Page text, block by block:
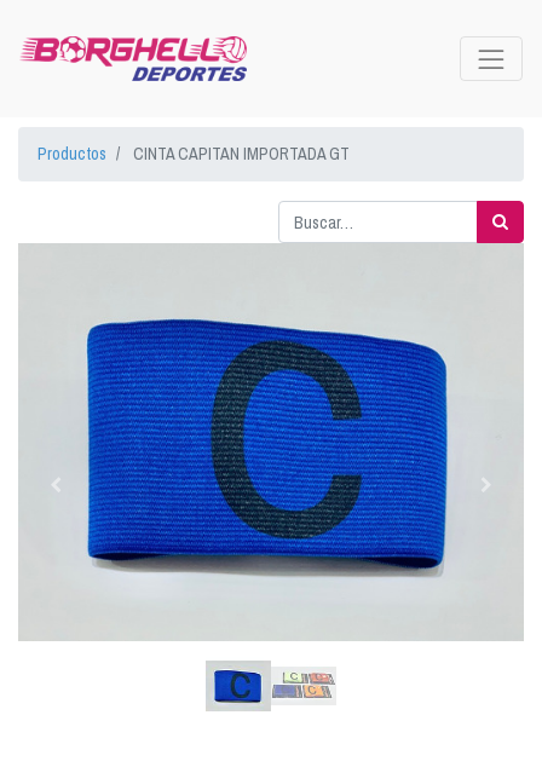
Productos CINTA CAPITAN IMPORTADA GT